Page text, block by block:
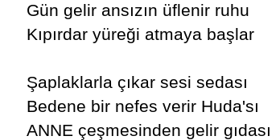
Gün gelir ansızın üflenir ruhu
Kıpırdar yüreği atmaya başlar
Şaplaklarla çıkar sesi sedası
Bedene bir nefes verir Huda'sı
ANNE çeşmesinden gelir gıdası